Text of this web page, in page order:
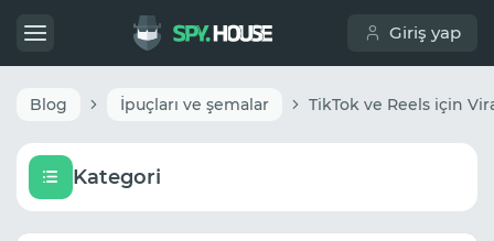
Giriş yap
Blog İpuçları ve şemalar
Kategori